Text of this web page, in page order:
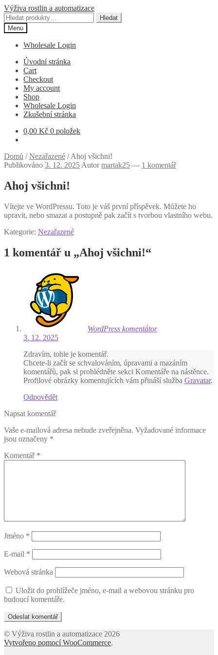
Přeskočit
na
navigaci
Přejít
k
obsahu
webu
Výživa rostlin a automatizace
Hledat:
Hledat
Menu
Wholesale Login
Úvodní stránka
Cart
Checkout
My account
Shop
Wholesale Login
Zkušební stránka
0,00 Kč 0 položek
Domů /Nezařazené /Ahoj všichni!
Publikováno 3. 12. 2025 Autormartak25 — 1 komentář
Ahoj všichni!
Vítejte ve WordPressu. Toto je váš první příspěvek. Můžete ho
upravit, nebo smazat a postupně pak začít s tvorbou vlastního webu.
Kategorie: Nezařazené
1 komentář u „Ahoj všichni!“
WordPress komentátor
3. 12. 2025
Zdravím, tohle je komentář.
Chcete-li začít se schvalováním, úpravami a mazáním
komentářů, pak si prohlédněte sekci Komentáře na nástěnce.
Profilové obrázky komentujících vám přináší služba Gravatar.
Odpovědět
Napsat komentář
Vaše e-mailová adresa nebude zveřejněna. Vyžadované informace
jsou označeny *
Komentář *
Jméno *
E-mail *
Webová stránka
Uložit do prohlížeče jméno, e-mail a webovou stránku pro
budoucí komentáře.
© Výživa rostlin a automatizace 2026
Vytvořeno pomocí WooCommerce.